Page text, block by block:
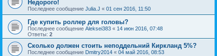
Недорого!
Последнее сообщение Julia.J « 01 сен 2016, 11:50
Где купить роллер для головы?
Последнее сообщение Aleksei383 « 14 июн 2016, 07:48
Ответы: 2
Сколько должен стоить неподдельний Киркланд 5%?
Последнее сообщение Dmitry2014 « 04 май 2016, 08:53